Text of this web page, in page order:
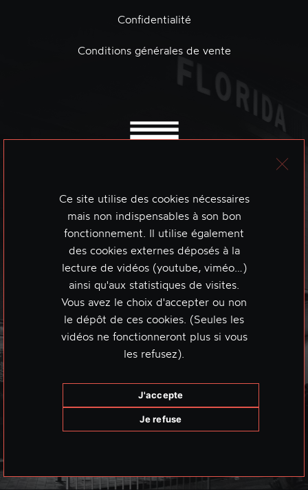
Confidentialité
Conditions générales de vente
Ce site utilise des cookies nécessaires
mais non indispensables à son bon
fonctionnement. Il utilise également
des cookies externes déposés à la
lecture de vidéos (youtube, viméo…)
ainsi qu'aux statistiques de visites.
Vous avez le choix d'accepter ou non
le dépôt de ces cookies. (Seules les
vidéos ne fonctionneront plus si vous
les refusez).
J'accepte
Je refuse